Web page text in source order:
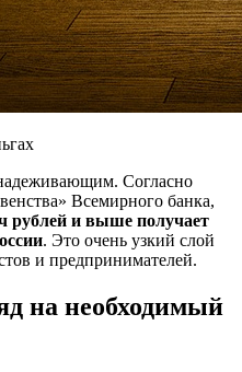
Согласно
Всемирного банка,
рублей и выше получает
. Это очень узкий слой
и предпринимателей.
на необходимый